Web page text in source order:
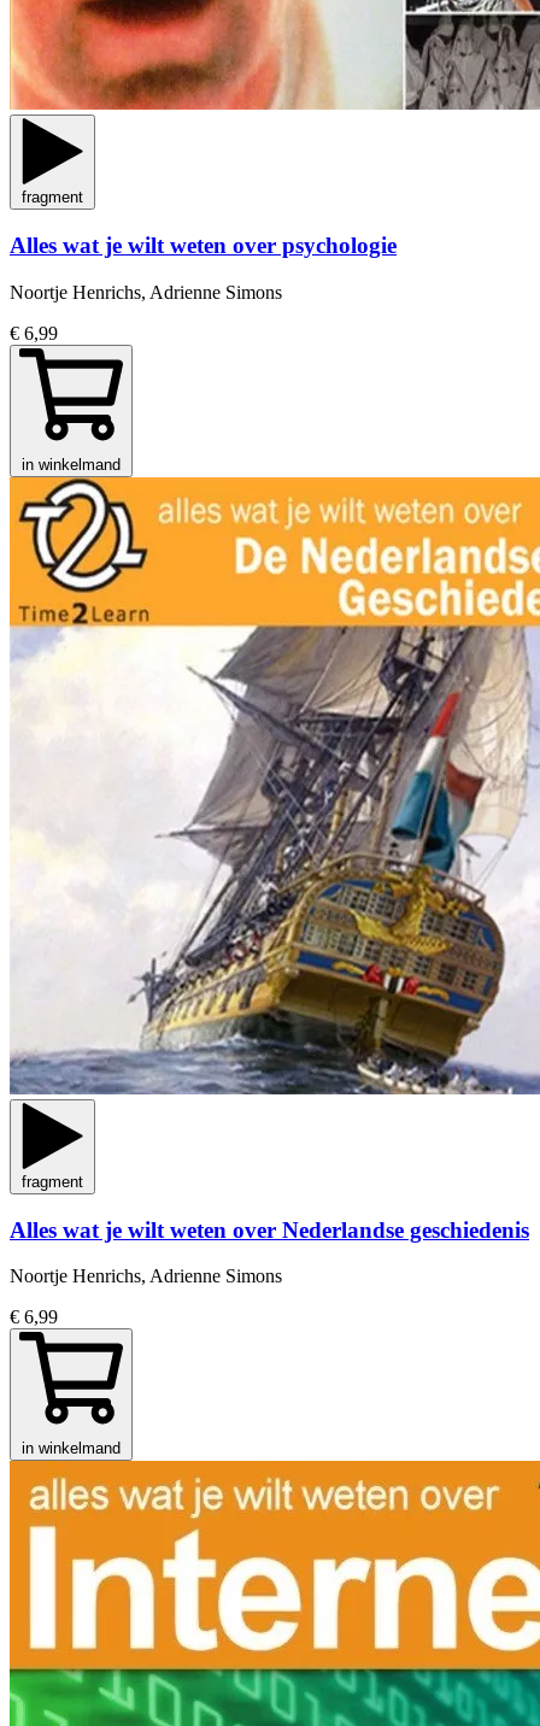
fragment
Alles wat je wilt weten over psychologie
Noortje Henrichs, Adrienne Simons
€ 6,99
in winkelmand
fragment
Alles wat je wilt weten over Nederlandse geschiedenis
Noortje Henrichs, Adrienne Simons
€ 6,99
in winkelmand